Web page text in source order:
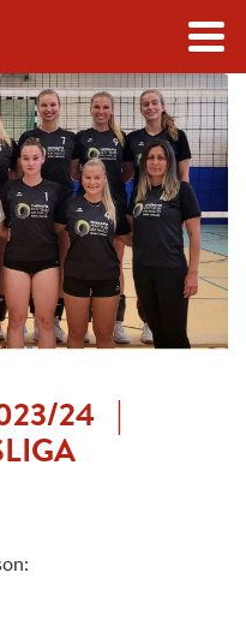
24 |